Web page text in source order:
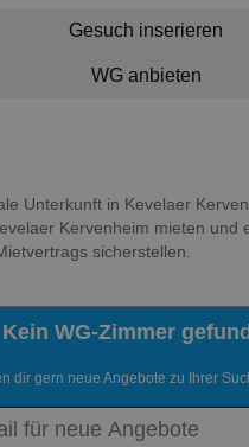
Gesuch inserieren
WG anbieten
Unterkunft in Kevelaer
Kervenheim mieten und
sicherstellen.
Kein WG-Zimmer
dir gern neue Angebote zu Ihrer